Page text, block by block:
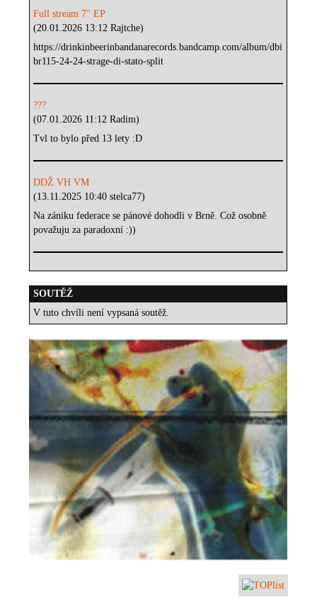
Full stream 7" EP
(20.01.2026 13:12 Rajtche)
https://drinkinbeerinbandanarecords.bandcamp.com/album/dbi
br115-24-24-strage-di-stato-split
???
(07.01.2026 11:12 Radim)
Tvl to bylo před 13 lety :D
DDŽ VH VM
(13.11.2025 10:40 stelca77)
Na zániku federace se pánové dohodli v Brně. Což osobně
považuju za paradoxní :))
SOUTĚŽ
V tuto chvíli není vypsaná soutěž.